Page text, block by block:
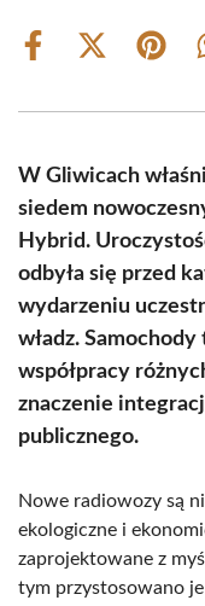
Share
Share
(Twitter)
Share
W Gliwicach
siedem
Hybrid.
odbyła się przed
wydarzeniu
władz.
współpracy
znaczenie
publicznego.
Nowe radiowozy są
ekologiczne i
zaprojektowane z
tym przystosowano